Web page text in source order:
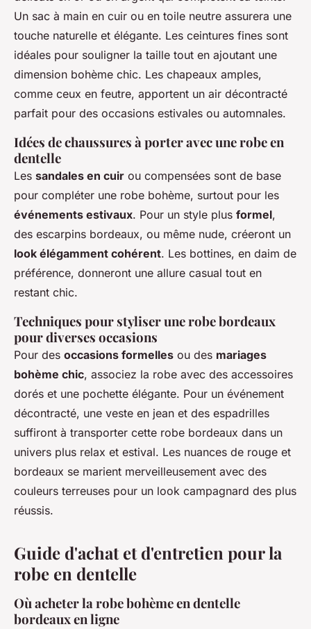
Un sac à main en cuir ou en toile neutre assurera une
touche naturelle et élégante. Les ceintures fines sont
idéales pour souligner la taille tout en ajoutant une
dimension bohème chic. Les chapeaux amples,
comme ceux en feutre, apportent un air décontracté
parfait pour des occasions estivales ou automnales.
Idées de chaussures à porter avec une robe en
dentelle
Les sandales en cuir ou compensées sont de base
pour compléter une robe bohème, surtout pour les
événements estivaux. Pour un style plus formel,
des escarpins bordeaux, ou même nude, créeront un
look élégamment cohérent. Les bottines, en daim de
préférence, donneront une allure casual tout en
restant chic.
Techniques pour styliser une robe bordeaux
pour diverses occasions
Pour des occasions formelles ou des mariages
bohème chic, associez la robe avec des accessoires
dorés et une pochette élégante. Pour un événement
décontracté, une veste en jean et des espadrilles
suffiront à transporter cette robe bordeaux dans un
univers plus relax et estival. Les nuances de rouge et
bordeaux se marient merveilleusement avec des
couleurs terreuses pour un look campagnard des plus
réussis.
Guide d'achat et d'entretien pour la
robe en dentelle
Où acheter la robe bohème en dentelle
bordeaux en ligne